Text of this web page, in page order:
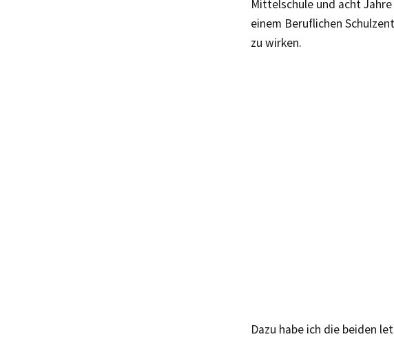
Mittelschule und acht
einem Beruflichen
zu wirken.
Dazu habe ich die beiden